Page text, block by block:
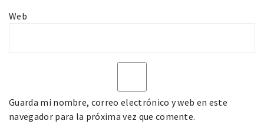
Web
Guarda mi nombre, correo electrónico y web en este
navegador para la próxima vez que comente.